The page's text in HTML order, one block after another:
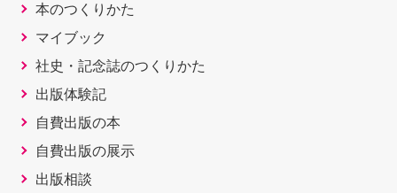
本のつくりかた
マイブック
社史・記念誌のつくりかた
出版体験記
自費出版の本
自費出版の展示
出版相談